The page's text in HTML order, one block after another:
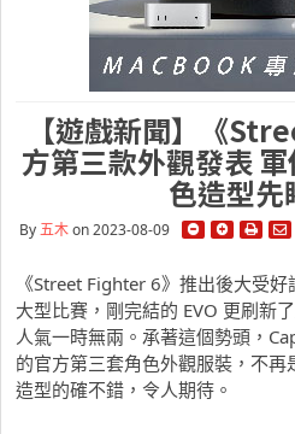
【遊戲新聞】《
方第三款外觀發表
色造型先
By五木on 2023-08-09
《Street Fighter 6》推出後大受
大型比賽，剛完結的 EVO 更刷新
人氣一時無兩。承著這個勢頭，
的官方第三套角色外觀服裝，不
造型的確不錯，令人期待。